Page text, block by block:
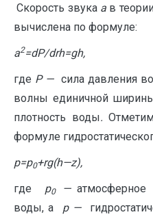
Скорость звука a в
вычислена по формуле:
a2=dP/dr
где P —сила давления
волны единичной
плотность воды.
формуле
p=p0+rg(h—z
где p0 —атмосферное
воды, а p —